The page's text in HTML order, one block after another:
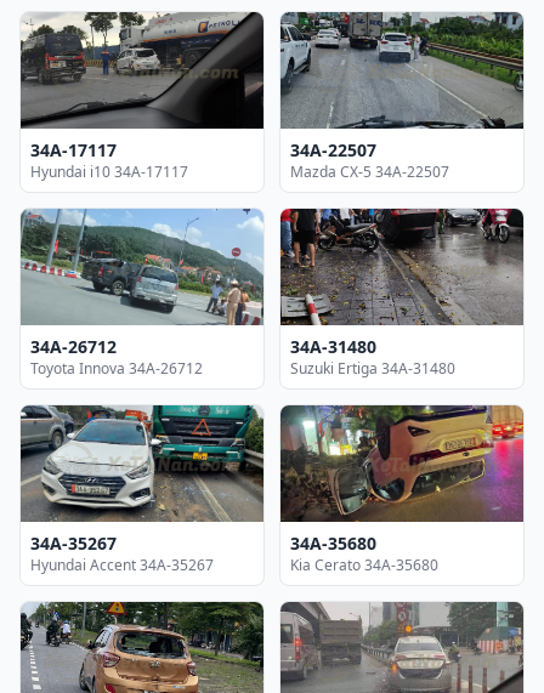
34A-17117
Hyundai i10 34A-17117
34A-22507
Mazda CX-5 34A-22507
34A-26712
Toyota Innova 34A-26712
34A-31480
Suzuki Ertiga 34A-31480
34A-35267
Hyundai Accent 34A-35267
34A-35680
Kia Cerato 34A-35680